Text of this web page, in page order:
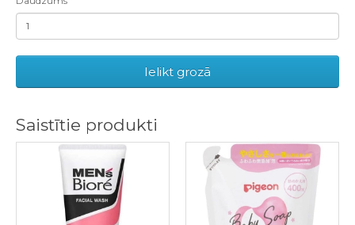
Ielikt grozā
Saistītie produkti